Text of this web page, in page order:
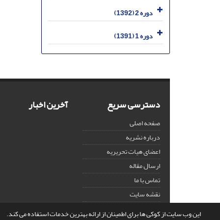
این وب سایت از کوکی ها برای اطمینان از ارائه بهترین خدمات استفاده می کند.
دوره 2 (1392)
دوره 1 (1391)
دسترسی سریع
صفحه اصلی
درباره نشریه
اعضای هیات تحریریه
ارسال مقاله
تماس با ما
نقشه سایت
آخرین اخبار